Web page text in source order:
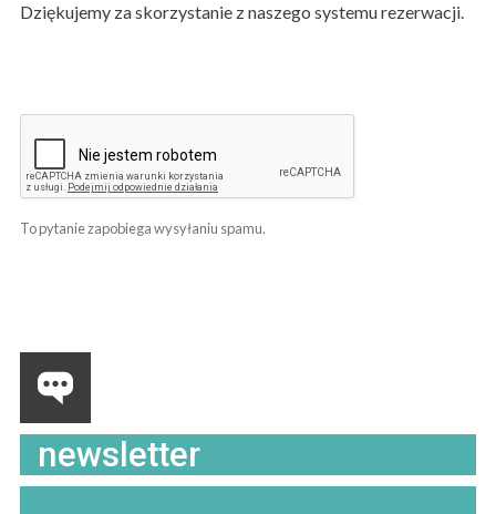
Dziękujemy za skorzystanie z naszego systemu rezerwacji.
To pytanie zapobiega wysyłaniu spamu.
newsletter